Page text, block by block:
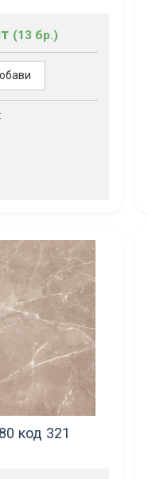
(13 бр.)
код 321